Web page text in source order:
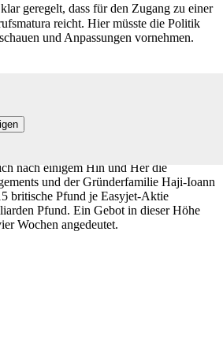
geregelt, dass für den Zugang zu einer
reicht. Hier müsste die Politik
und Anpassungen vornehmen.
nach einigem Hin und Her die
und der Gründerfamilie Haji-Ioann
britische Pfund je Easyjet-Aktie
Pfund. Ein Gebot in dieser Höhe
Wochen angedeutet.